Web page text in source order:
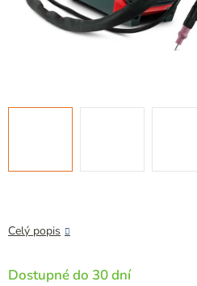
Celý popis
Dostupné do 30 dní